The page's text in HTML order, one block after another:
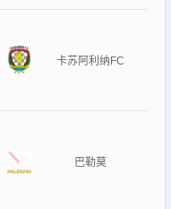
卡苏阿利纳FC
巴勒莫